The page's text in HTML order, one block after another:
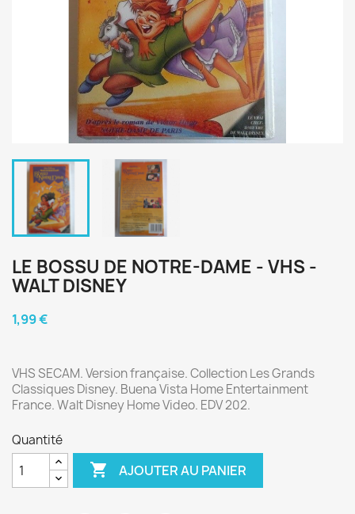
LE BOSSU DE NOTRE-DAME - VHS -
WALT DISNEY
1,99 €
VHS SECAM. Version française. Collection Les Grands
Classiques Disney. Buena Vista Home Entertainment
France. Walt Disney Home Video. EDV 202.
Quantité
 AJOUTER AU PANIER